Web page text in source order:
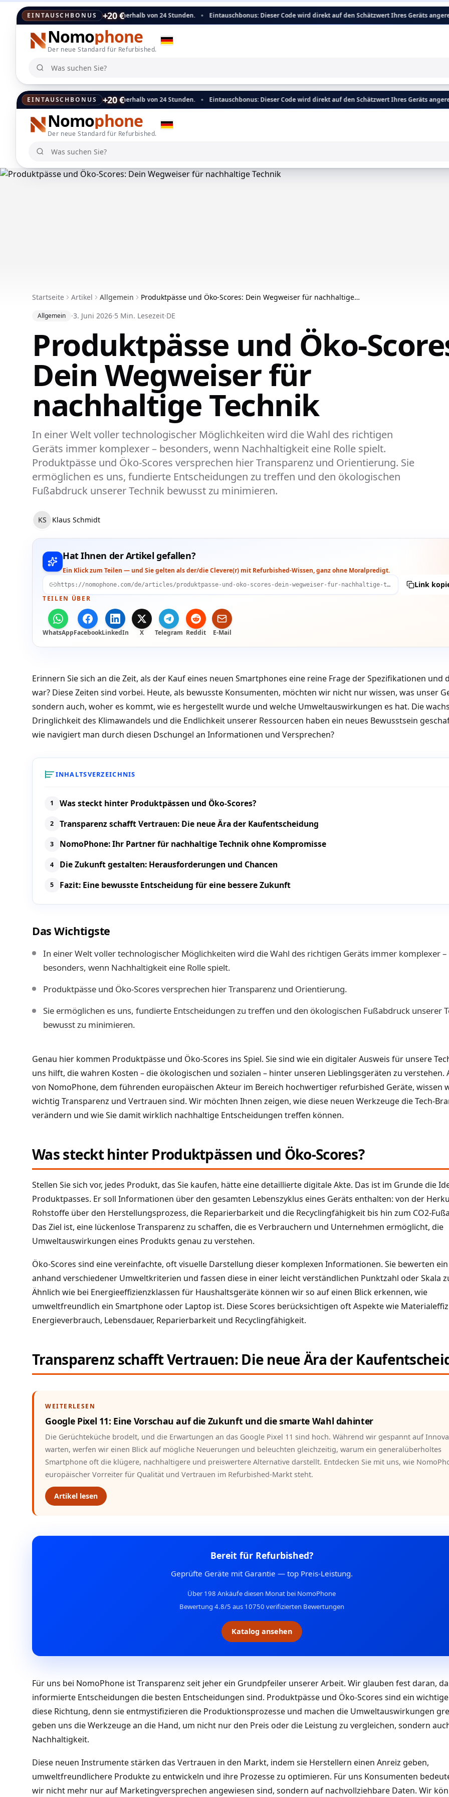
EINTAUSCHBONUS +20 €
Auszahlung erfolgt innerhalb von 24 Stunden. Eintauschbonus: Dieser Code wird direkt auf den Schätzwert Ihres Geräts angerechnet, die
Nomophone
Der neue Standard für Refurbished.
Was suchen Sie?
Was suchen Sie?
EINTAUSCHBONUS +20 €
Auszahlung erfolgt innerhalb von 24 Stunden. Eintauschbonus: Dieser Code wird direkt auf den Schätzwert Ihres Geräts angerechnet, die
Nomophone
Der neue Standard für Refurbished.
Was suchen Sie?
Was suchen Sie?
Startseite Artikel Allgemein
Produktpässe und Öko-Scores: Dein Wegweiser für nachhaltige
Allgemein ·3. Juni 2026·5 Min. Lesezeit·DE
Produktpässe und Öko-
Dein Wegweiser für
nachhaltige Technik
In einer Welt voller technologischer Möglichkeiten wird die Wahl des richtigen
Geräts immer komplexer – besonders, wenn Nachhaltigkeit eine Rolle spielt.
Produktpässe und Öko-Scores versprechen hier Transparenz und Orientierung. Sie
ermöglichen es uns, fundierte Entscheidungen zu treffen und den ökologischen
Fußabdruck unserer Technik bewusst zu minimieren.
KS Klaus Schmidt
Hat Ihnen der Artikel gefallen?
Ein Klick zum Teilen — und Sie gelten als der/die Clevere(r) mit Refurbished-Wissen, ganz ohne Moralpredigt.
https://nomophone.com/de/articles/produktpasse-und-oko-scores-dein-wegweiser-fur-nachhaltige-technik Link
TEILEN ÜBER
WhatsAppFacebookLinkedIn X Telegram Reddit E-Mail
Erinnern Sie sich an die Zeit, als der Kauf eines neuen Smartphones eine reine Frage der Spezifikationen und
war? Diese Zeiten sind vorbei. Heute, als bewusste Konsumenten, möchten wir nicht nur wissen, was unser
sondern auch, woher es kommt, wie es hergestellt wurde und welche Umweltauswirkungen es hat. Die
Dringlichkeit des Klimawandels und die Endlichkeit unserer Ressourcen haben ein neues Bewusstsein
wie navigiert man durch diesen Dschungel an Informationen und Versprechen?
INHALTSVERZEICHNIS
Was steckt hinter Produktpässen und Öko-Scores?
Transparenz schafft Vertrauen: Die neue Ära der Kaufentscheidung
NomoPhone: Ihr Partner für nachhaltige Technik ohne Kompromisse
Die Zukunft gestalten: Herausforderungen und Chancen
Fazit: Eine bewusste Entscheidung für eine bessere Zukunft
Das Wichtigste
In einer Welt voller technologischer Möglichkeiten wird die Wahl des richtigen Geräts immer komplexer –
besonders, wenn Nachhaltigkeit eine Rolle spielt.
Produktpässe und Öko-Scores versprechen hier Transparenz und Orientierung.
Sie ermöglichen es uns, fundierte Entscheidungen zu treffen und den ökologischen Fußabdruck unserer
bewusst zu minimieren.
Genau hier kommen Produktpässe und Öko-Scores ins Spiel. Sie sind wie ein digitaler Ausweis für unsere
uns hilft, die wahren Kosten – die ökologischen und sozialen – hinter unseren Lieblingsgeräten zu verstehen.
von NomoPhone, dem führenden europäischen Akteur im Bereich hochwertiger refurbished Geräte, wissen
wichtig Transparenz und Vertrauen sind. Wir möchten Ihnen zeigen, wie diese neuen Werkzeuge die Tech-
verändern und wie Sie damit wirklich nachhaltige Entscheidungen treffen können.
Was steckt hinter Produktpässen und Öko-Scores?
Stellen Sie sich vor, jedes Produkt, das Sie kaufen, hätte eine detaillierte digitale Akte. Das ist im Grunde die
Produktpasses. Er soll Informationen über den gesamten Lebenszyklus eines Geräts enthalten: von der
Rohstoffe über den Herstellungsprozess, die Reparierbarkeit und die Recyclingfähigkeit bis hin zum CO2-
Das Ziel ist, eine lückenlose Transparenz zu schaffen, die es Verbrauchern und Unternehmen ermöglicht, die
Umweltauswirkungen eines Produkts genau zu verstehen.
Öko-Scores sind eine vereinfachte, oft visuelle Darstellung dieser komplexen Informationen. Sie bewerten
anhand verschiedener Umweltkriterien und fassen diese in einer leicht verständlichen Punktzahl oder Skala
Ähnlich wie bei Energieeffizienzklassen für Haushaltsgeräte können wir so auf einen Blick erkennen, wie
umweltfreundlich ein Smartphone oder Laptop ist. Diese Scores berücksichtigen oft Aspekte wie
Energieverbrauch, Lebensdauer, Reparierbarkeit und Recyclingfähigkeit.
Transparenz schafft Vertrauen: Die neue Ära der
WEITERLESEN
Google Pixel 11: Eine Vorschau auf die Zukunft und die smarte Wahl dahinter
Die Gerüchteküche brodelt, und die Erwartungen an das Google Pixel 11 sind hoch. Während wir gespannt auf
warten, werfen wir einen Blick auf mögliche Neuerungen und beleuchten gleichzeitig, warum ein generalüberholtes
Smartphone oft die klügere, nachhaltigere und preiswertere Alternative darstellt. Entdecken Sie mit uns, wie
europäischer Vorreiter für Qualität und Vertrauen im Refurbished-Markt steht.
Artikel lesen
Bereit für Refurbished?
Geprüfte Geräte mit Garantie — top Preis-Leistung.
Über 198 Ankäufe diesen Monat bei NomoPhone
Bewertung 4.8/5 aus 10750 verifizierten Bewertungen
Katalog ansehen
Für uns bei NomoPhone ist Transparenz seit jeher ein Grundpfeiler unserer Arbeit. Wir glauben fest daran,
informierte Entscheidungen die besten Entscheidungen sind. Produktpässe und Öko-Scores sind ein
diese Richtung, denn sie entmystifizieren die Produktionsprozesse und machen die Umweltauswirkungen
geben uns die Werkzeuge an die Hand, um nicht nur den Preis oder die Leistung zu vergleichen, sondern
Nachhaltigkeit.
Diese neuen Instrumente stärken das Vertrauen in den Markt, indem sie Herstellern einen Anreiz geben,
umweltfreundlichere Produkte zu entwickeln und ihre Prozesse zu optimieren. Für uns Konsumenten
wir nicht mehr nur auf Marketingversprechen angewiesen sind, sondern auf nachvollziehbare Daten. Wir